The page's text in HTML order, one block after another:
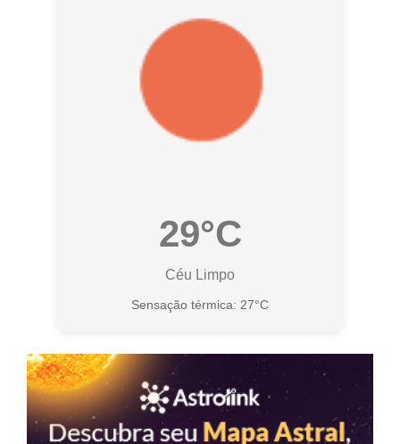
29°C
Céu Limpo
Sensação térmica: 27°C